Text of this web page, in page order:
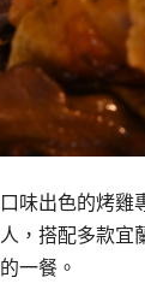
味出色的烤
，搭配多款
一餐。